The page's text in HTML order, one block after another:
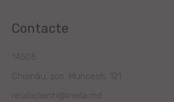
Contacte
14505
Chișinău, șos. Muncești, 121
relatiiclienti@linella.md